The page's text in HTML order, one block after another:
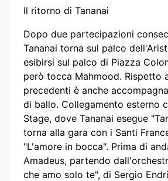
Il ritorno di Tananai
Dopo due partecipazioni
Tananai torna sul palco
esibirsi sul palco di Piazza
però tocca Mahmood. Rispetto
precedenti è anche
di ballo. Collegamento esterno
Stage, dove Tananai esegue
torna alla gara con i Santi
"L'amore in bocca". Prima di
Amadeus, partendo
che amo solo te", di Sergio